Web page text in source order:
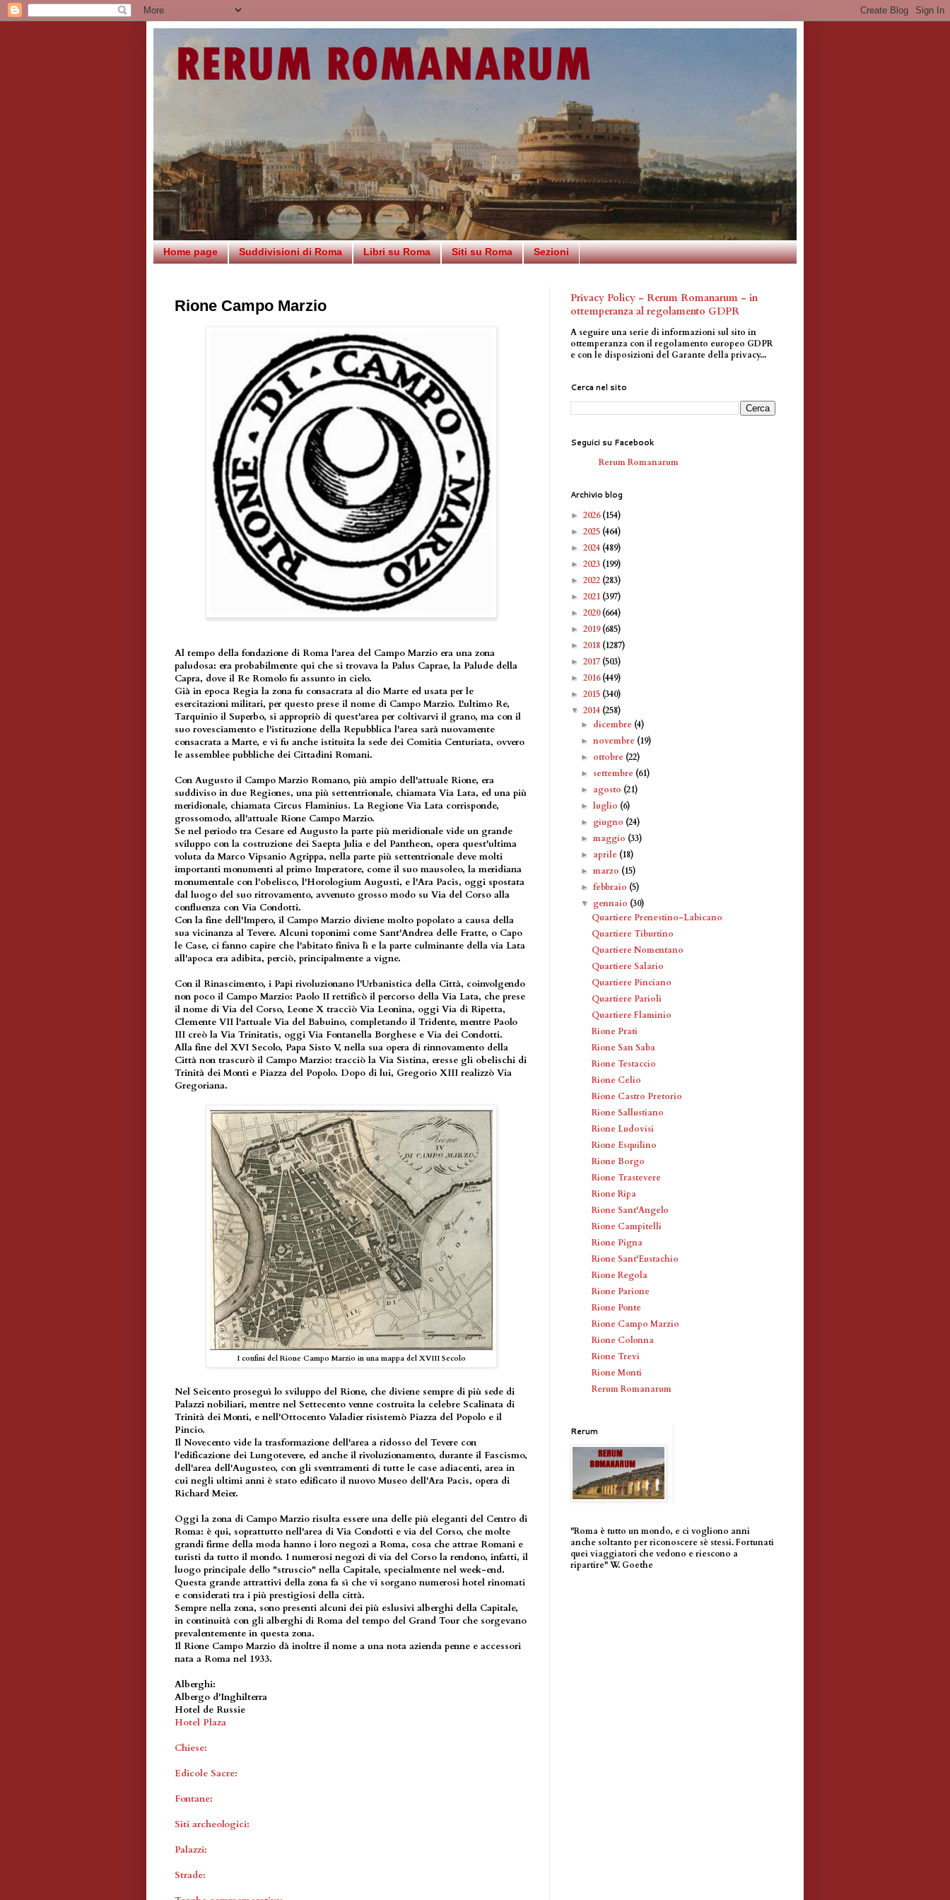
Home page Suddivisioni di Roma Libri su Roma Siti su Roma Sezioni
Rione Campo Marzio
Al tempo della fondazione di Roma l'area del Campo Marzio era una zona
paludosa: era probabilmente qui che si trovava la Palus Caprae, la Palude della
Capra, dove il Re Romolo fu assunto in cielo.
Già in epoca Regia la zona fu consacrata al dio Marte ed usata per le
esercitazioni militari, per questo prese il nome di Campo Marzio. L'ultimo Re,
Tarquinio il Superbo, si appropriò di quest'area per coltivarvi il grano, ma con il
suo rovesciamento e l'istituzione della Repubblica l'area sarà nuovamente
consacrata a Marte, e vi fu anche istituita la sede dei Comitia Centuriata, ovvero
le assemblee pubbliche dei Cittadini Romani.
Con Augusto il Campo Marzio Romano, più ampio dell'attuale Rione, era
suddiviso in due Regiones, una più settentrionale, chiamata Via Lata, ed una più
meridionale, chiamata Circus Flaminius. La Regione Via Lata corrisponde,
grossomodo, all'attuale Rione Campo Marzio.
Se nel periodo tra Cesare ed Augusto la parte più meridionale vide un grande
sviluppo con la costruzione dei Saepta Julia e del Pantheon, opera quest'ultima
voluta da Marco Vipsanio Agrippa, nella parte più settentrionale deve molti
importanti monumenti al primo Imperatore, come il suo mausoleo, la meridiana
monumentale con l'obelisco, l'Horologium Augusti, e l'Ara Pacis, oggi spostata
dal luogo del suo ritrovamento, avvenuto grosso modo su Via del Corso alla
confluenza con Via Condotti.
Con la fine dell'Impero, il Campo Marzio diviene molto popolato a causa della
sua vicinanza al Tevere. Alcuni toponimi come Sant'Andrea delle Fratte, o Capo
le Case, ci fanno capire che l'abitato finiva lì e la parte culminante della via Lata
all'apoca era adibita, perciò, principalmente a vigne.
Con il Rinascimento, i Papi rivoluzionano l'Urbanistica della Città, coinvolgendo
non poco il Campo Marzio: Paolo II rettificò il percorso della Via Lata, che prese
il nome di Via del Corso, Leone X tracciò Via Leonina, oggi Via di Ripetta,
Clemente VII l'attuale Via del Babuino, completando il Tridente, mentre Paolo
III creò la Via Trinitatis, oggi Via Fontanella Borghese e Via dei Condotti.
Alla fine del XVI Secolo, Papa Sisto V, nella sua opera di rinnovamento della
Città non trascurò il Campo Marzio: tracciò la Via Sistina, eresse gli obelischi di
Trinità dei Monti e Piazza del Popolo. Dopo di lui, Gregorio XIII realizzò Via
Gregoriana.
I confini del Rione Campo Marzio in una mappa del XVIII Secolo
Nel Seicento proseguì lo sviluppo del Rione, che diviene sempre di più sede di
Palazzi nobiliari, mentre nel Settecento venne costruita la celebre Scalinata di
Trinità dei Monti, e nell'Ottocento Valadier risistemò Piazza del Popolo e il
Pincio.
Il Novecento vide la trasformazione dell'area a ridosso del Tevere con
l'edificazione dei Lungotevere, ed anche il rivoluzionamento, durante il Fascismo,
dell'area dell'Augusteo, con gli sventramenti di tutte le case adiacenti, area in
cui negli ultimi anni è stato edificato il nuovo Museo dell'Ara Pacis, opera di
Richard Meier.
Oggi la zona di Campo Marzio risulta essere una delle più eleganti del Centro di
Roma: è qui, soprattutto nell'area di Via Condotti e via del Corso, che molte
grandi firme della moda hanno i loro negozi a Roma, cosa che attrae Romani e
turisti da tutto il mondo. I numerosi negozi di via del Corso la rendono, infatti, il
luogo principale dello "struscio" nella Capitale, specialmente nel week-end.
Questa grande attrattivi della zona fa sì che vi sorgano numerosi hotel rinomati
e considerati tra i più prestigiosi della città.
Sempre nella zona, sono presenti alcuni dei più eslusivi alberghi della Capitale,
in continuità con gli alberghi di Roma del tempo del Grand Tour che sorgevano
prevalentemente in questa zona.
Il Rione Campo Marzio dà inoltre il nome a una nota azienda penne e accessori
nata a Roma nel 1933.
Alberghi:
Albergo d'Inghilterra
Hotel de Russie
Hotel Plaza
Chiese:
Edicole Sacre:
Fontane:
Siti archeologici:
Palazzi:
Strade:
Privacy Policy - Rerum Romanarum - in
ottemperanza al regolamento GDPR
A seguire una serie di informazioni sul sito in
ottemperanza con il regolamento europeo GDPR
e con le disposizioni del Garante della privacy...
Cerca nel sito
Seguici su Facebook
Rerum Romanarum
Archivio blog
► 2026(154)
► 2025 (464)
► 2024 (489)
► 2023 (199)
► 2022 (283)
► 2021 (397)
► 2020(664)
► 2019(685)
► 2018 (1287)
► 2017 (503)
► 2016(449)
► 2015 (340)
▼ 2014 (258)
► dicembre (4)
►novembre (19)
► ottobre (22)
► settembre (61)
► agosto (21)
►luglio (6)
► giugno (24)
►maggio (33)
► aprile (18)
►marzo (15)
►febbraio (5)
▼ gennaio (30)
Quartiere Prenestino-Labicano
Quartiere Tiburtino
Quartiere Nomentano
Quartiere Salario
Quartiere Pinciano
Quartiere Parioli
Quartiere Flaminio
Rione Prati
Rione San Saba
Rione Testaccio
Rione Celio
Rione Castro Pretorio
Rione Sallustiano
Rione Ludovisi
Rione Esquilino
Rione Borgo
Rione Trastevere
Rione Ripa
Rione Sant'Angelo
Rione Campitelli
Rione Pigna
Rione Sant'Eustachio
Rione Regola
Rione Parione
Rione Ponte
Rione Campo Marzio
Rione Colonna
Rione Trevi
Rione Monti
Rerum Romanarum
Rerum
"Roma è tutto un mondo, e ci vogliono anni
anche soltanto per riconoscere sè stessi. Fortunati
quei viaggiatori che vedono e riescono a
ripartire" W. Goethe